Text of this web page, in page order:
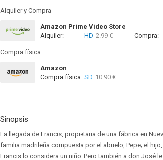
Alquiler y Compra
Amazon Prime Video Store
Alquiler:
HD 2.99 € Compra:
Compra física
Amazon
Compra física: SD 10.90 €
Sinopsis
La llegada de Francis, propietaria de una fábrica en
familia madrileña compuesta por el abuelo, Pepe; el
Francis lo considera un niño. Pero también a don José